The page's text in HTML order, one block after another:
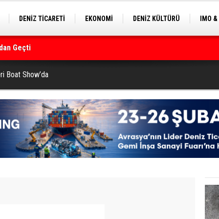
DENİZ TİCARETİ EKONOMİ DENİZ KÜLTÜRÜ
IMO
Geçti
Boat Show’da